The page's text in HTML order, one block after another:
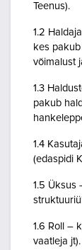
Teenus).
1.2
kes
võimalust
1.3
pakub
1.4
(edaspidi
1.5 Üksus
1.6 Roll –
vaatleja jt).